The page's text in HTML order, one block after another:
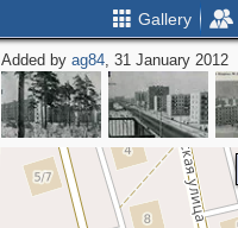
Gallery
Added byag84, 31 January 2012